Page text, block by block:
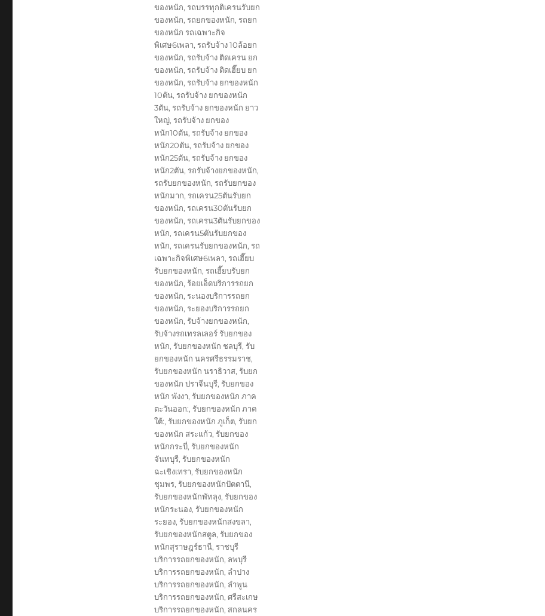
ของหนัก, รถบรรทุกติเครนรับยก
ของหนัก, รถยกของหนัก, รถยก
ของหนัก รถเฉพาะกิจ
พิเศษ6เพลา, รถรับจ้าง 10ล้อยก
ของหนัก, รถรับจ้าง ติดเครน ยก
ของหนัก, รถรับจ้าง ติดเฮี๊ยบ ยก
ของหนัก, รถรับจ้าง ยกของหนัก
10ตัน, รถรับจ้าง ยกของหนัก
3ตัน, รถรับจ้าง ยกของหนัก ยาว
ใหญ่, รถรับจ้าง ยกของ
หนัก10ตัน, รถรับจ้าง ยกของ
หนัก20ตัน, รถรับจ้าง ยกของ
หนัก25ตัน, รถรับจ้าง ยกของ
หนัก2ตัน, รถรับจ้างยกของหนัก,
รถรับยกของหนัก, รถรับยกของ
หนักมาก, รถเครน25ตันรับยก
ของหนัก, รถเครน30ตันรับยก
ของหนัก, รถเครน3ตันรับยกของ
หนัก, รถเครน5ตันรับยกของ
หนัก, รถเครนรับยกของหนัก, รถ
เฉพาะกิจพิเศษ6เพลา, รถเฮี๊ยบ
รับยกของหนัก, รถเฮี๊ยบรับยก
ของหนัก, ร้อยเอ็ดบริการรถยก
ของหนัก, ระนองบริการรถยก
ของหนัก, ระยองบริการรถยก
ของหนัก, รับจ้างยกของหนัก,
รับจ้างรถเทรลเลอร์ รับยกของ
หนัก, รับยกของหนัก ชลบุรี, รับ
ยกของหนัก นครศรีธรรมราช,
รับยกของหนัก นราธิวาส, รับยก
ของหนัก ปราจีนบุรี, รับยกของ
หนัก พังงา, รับยกของหนัก ภาค
ตะวันออก:, รับยกของหนัก ภาค
ใต้:, รับยกของหนัก ภูเก็ต, รับยก
ของหนัก สระแก้ว, รับยกของ
หนักกระบี่, รับยกของหนัก
จันทบุรี, รับยกของหนัก
ฉะเชิงเทรา, รับยกของหนัก
ชุมพร, รับยกของหนักปัตตานี,
รับยกของหนักพัทลุง, รับยกของ
หนักระนอง, รับยกของหนัก
ระยอง, รับยกของหนักสงขลา,
รับยกของหนักสตูล, รับยกของ
หนักสุราษฎร์ธานี, ราชบุรี
บริการรถยกของหนัก, ลพบุรี
บริการรถยกของหนัก, ลำปาง
บริการรถยกของหนัก, ลำพูน
บริการรถยกของหนัก, ศรีสะเกษ
บริการรถยกของหนัก, สกลนคร